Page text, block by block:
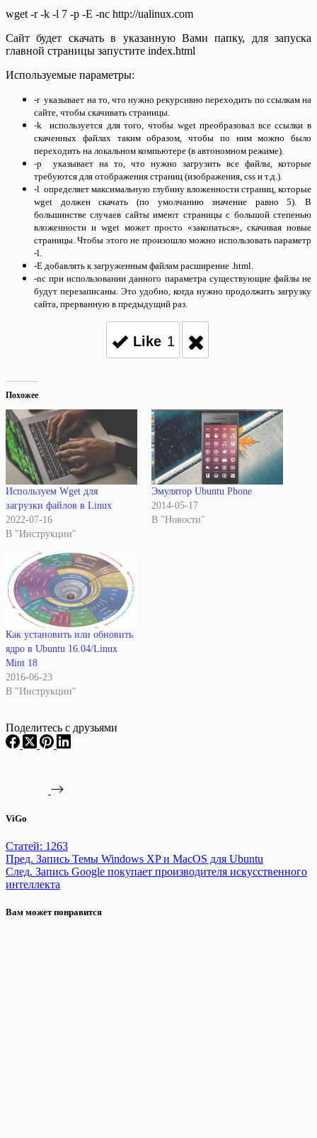
wget -r -k -l 7 -p -E -nc http://ualinux.com
Сайт будет скачать в указанную Вами папку, для запуска
главной страницы запустите index.html
Используемые параметры:
-r указывает на то, что нужно рекурсивно переходить по ссылкам на
сайте, чтобы скачивать страницы.
-k используется для того, чтобы wget преобразовал все ссылки в
скаченных файлах таким образом, чтобы по ним можно было
переходить на локальном компьютере (в автономном режиме).
-p указывает на то, что нужно загрузить все файлы, которые
требуются для отображения страниц (изображения, css и т.д.).
-l определяет максимальную глубину вложенности страниц, которые
wget должен скачать (по умолчанию значение равно 5). В
большинстве случаев сайты имеют страницы с большой степенью
вложенности и wget может просто «закопаться», скачивая новые
страницы. Чтобы этого не произошло можно использовать параметр
-l.
-E добавлять к загруженным файлам расширение .html.
-nc при использовании данного параметра существующие файлы не
будут перезаписаны. Это удобно, когда нужно продолжить загрузку
сайта, прерванную в предыдущий раз.
Like 1
Похожее
Используем Wget для
загрузки файлов в Linux
2022-07-16
В "Инструкции"
Эмулятор Ubuntu Phone
2014-05-17
В "Новости"
Как установить или обновить
ядро в Ubuntu 16.04/Linux
Mint 18
2016-06-23
В "Инструкции"
Поделитесь с друзьями
ViGo
Статей: 1263
Пред. Запись Темы Windows XP и MacOS для Ubuntu
След. Запись Google покупает производителя искусственного
интеллекта
Вам может понравится